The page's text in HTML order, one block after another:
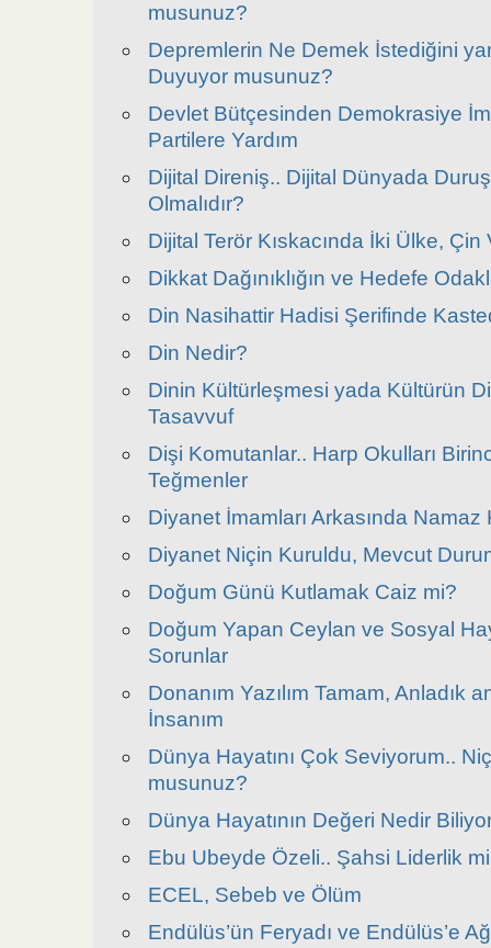
musunuz?
Depremlerin Ne Demek İstediğini
Duyuyor musunuz?
Devlet Bütçesinden Demokrasiye
Partilere Yardım
Dijital Direniş.. Dijital Dünyada
Olmalıdır?
Dijital Terör Kıskacında İki Ülke, Çin
Dikkat Dağınıklığın ve Hedefe
Din Nasihattir Hadisi Şerifinde
Din Nedir?
Dinin Kültürleşmesi yada Kültürün
Tasavvuf
Dişi Komutanlar.. Harp Okulları
Teğmenler
Diyanet İmamları Arkasında Namaz
Diyanet Niçin Kuruldu, Mevcut
Doğum Günü Kutlamak Caiz mi?
Doğum Yapan Ceylan ve Sosyal
Sorunlar
Donanım Yazılım Tamam, Anladık
İnsanım
Dünya Hayatını Çok Seviyorum..
musunuz?
Dünya Hayatının Değeri Nedir
Ebu Ubeyde Özeli.. Şahsi Liderlik
ECEL, Sebeb ve Ölüm
Endülüs’ün Feryadı ve Endülüs’e